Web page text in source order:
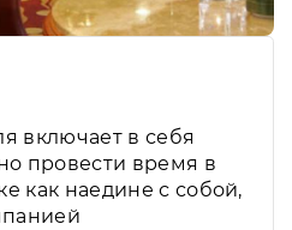
включает в себя
провести время в
как наедине с собой,